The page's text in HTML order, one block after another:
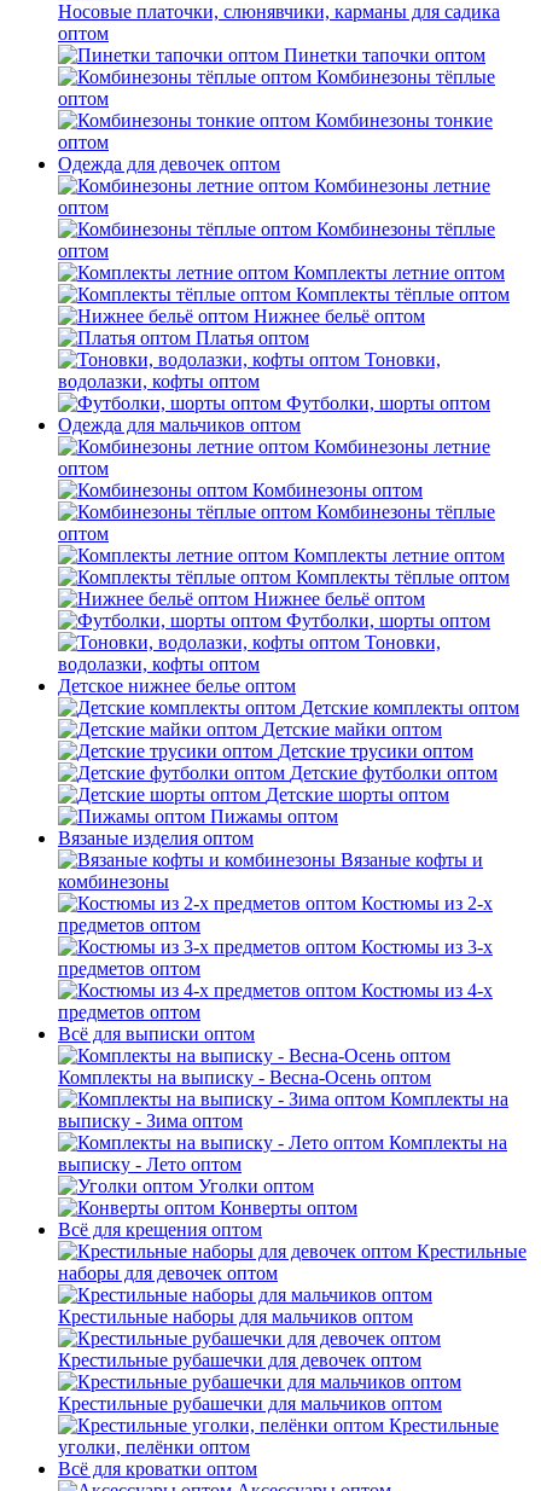
Носовые платочки, слюнявчики, карманы для садика
оптом
Пинетки тапочки оптом
Комбинезоны тёплые
оптом
Комбинезоны тонкие
оптом
Одежда для девочек оптом
Комбинезоны летние
оптом
Комбинезоны тёплые
оптом
Комплекты летние оптом
Комплекты тёплые оптом
Нижнее бельё оптом
Платья оптом
Тоновки,
водолазки, кофты оптом
Футболки, шорты оптом
Одежда для мальчиков оптом
Комбинезоны летние
оптом
Комбинезоны оптом
Комбинезоны тёплые
оптом
Комплекты летние оптом
Комплекты тёплые оптом
Нижнее бельё оптом
Футболки, шорты оптом
Тоновки,
водолазки, кофты оптом
Детское нижнее белье оптом
Детские комплекты оптом
Детские майки оптом
Детские трусики оптом
Детские футболки оптом
Детские шорты оптом
Пижамы оптом
Вязаные изделия оптом
Вязаные кофты и
комбинезоны
Костюмы из 2-х
предметов оптом
Костюмы из 3-х
предметов оптом
Костюмы из 4-х
предметов оптом
Всё для выписки оптом
Комплекты на выписку - Весна-Осень оптом
Комплекты на
выписку - Зима оптом
Комплекты на
выписку - Лето оптом
Уголки оптом
Конверты оптом
Всё для крещения оптом
Крестильные
наборы для девочек оптом
Крестильные наборы для мальчиков оптом
Крестильные рубашечки для девочек оптом
Крестильные рубашечки для мальчиков оптом
Крестильные
уголки, пелёнки оптом
Всё для кроватки оптом